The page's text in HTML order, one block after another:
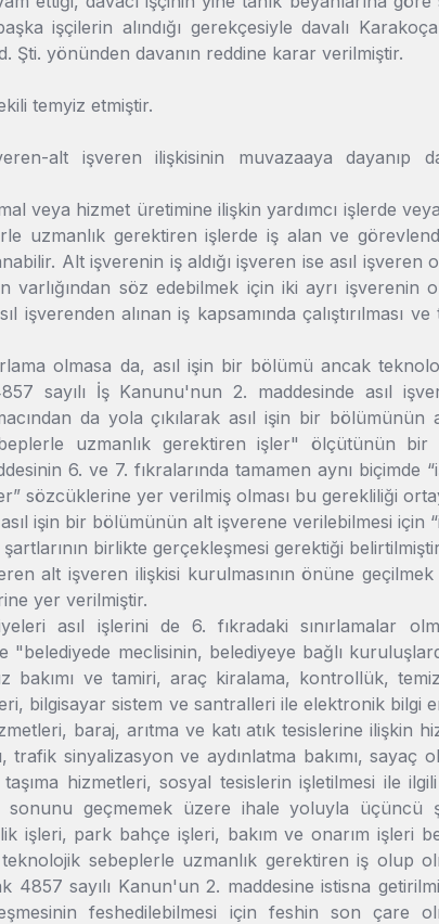
işçilerin alındığı gerekçesiyle davalı
Şti. yönünden davanın reddine karar verilmiştir.
temyiz etmiştir.
alt işveren ilişkisinin muvazaaya dayanıp
veya hizmet üretimine ilişkin yardımcı işlerde
uzmanlık gerektiren işlerde iş alan ve
Alt işverenin iş aldığı işveren ise asıl işveren
varlığından söz edebilmek için iki ayrı işverenin
işverenden alınan iş kapsamında çalıştırılması
olmasa da, asıl işin bir bölümü ancak
sayılı İş Kanunu'nun 2. maddesinde asıl
da yola çıkılarak asıl işin bir
uzmanlık gerektiren işler" ölçütünün bir
6. ve 7. fıkralarında tamamen aynı biçimde
sözcüklerine yer verilmiş olması bu gerekliliği
işin bir bölümünün alt işverene verilebilmesi için
birlikte gerçekleşmesi gerektiği
alt işveren ilişkisi kurulmasının önüne
yer verilmiştir.
asıl işlerini de 6. fıkradaki sınırlamalar
meclisinin, belediyeye bağlı
bakımı ve tamiri, araç kiralama, kontrollük,
bilgisayar sistem ve santralleri ile elektronik bilgi
baraj, arıtma ve katı atık tesislerine ilişkin
trafik sinyalizasyon ve aydınlatma bakımı, sayaç
hizmetleri, sosyal tesislerin işletilmesi ile
sonunu geçmemek üzere ihale yoluyla üçüncü
işleri, park bahçe işleri, bakım ve onarım işleri
sebeplerle uzmanlık gerektiren iş olup
4857 sayılı Kanun'un 2. maddesine istisna
feshedilebilmesi için feshin son çare